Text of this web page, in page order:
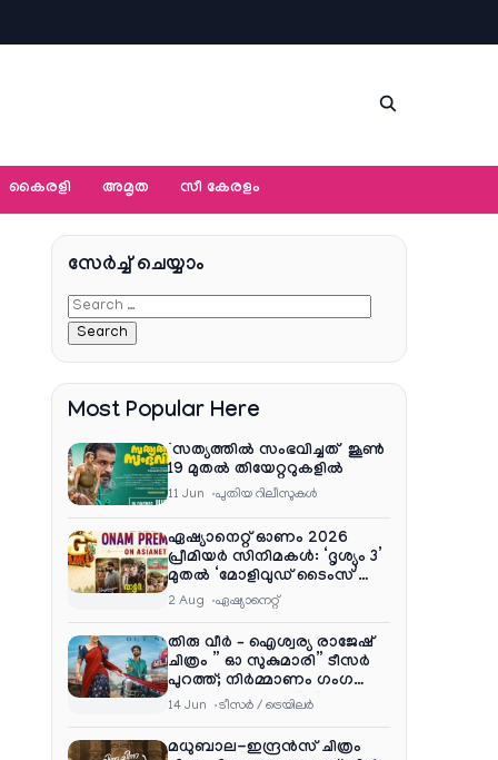
കൈരളി അമൃത സീ കേരളം
സേര്‍ച്ച്‌ ചെയ്യാം
Most Popular Here
‘സത്യത്തിൽ സംഭവിച്ചത്’ ജൂൺ
19 മുതൽ തിയേറ്ററുകളിൽ
11 Jun പുതിയ റിലീസുകള്‍
ഏഷ്യാനെറ്റ് ഓണം 2026
പ്രീമിയർ സിനിമകൾ: ‘ദൃശ്യം 3’
മുതൽ ‘മോളിവുഡ് ടൈംസ്’
വരെ ആഘോഷ വിരുന്ന്
2 Aug ഏഷ്യാനെറ്റ്‌
തിരു വീർ – ഐശ്വര്യ രാജേഷ്
ചിത്രം ” ഓ സുകുമാരി” ടീസർ
പുറത്ത്; നിർമ്മാണം ഗംഗ
എന്റർടൈൻമെന്റ്‌സ്
14 Jun ടീസര്‍ / ട്രെയിലര്‍
മധുബാല-ഇന്ദ്രൻസ് ചിത്രം